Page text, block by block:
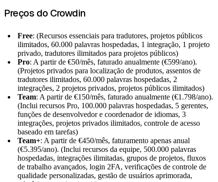
Preços do Crowdin
Free: (Recursos essenciais para tradutores, projetos públicos
ilimitados, 60.000 palavras hospedadas, 1 integração, 1 projeto
privado, tradutores ilimitados para projetos públicos)
Pro: A partir de €50/mês, faturado anualmente (€599/ano).
(Projetos privados para localização de produtos, assentos de
tradutores ilimitados, 60.000 palavras hospedadas, 2
integrações, 2 projetos privados, projetos públicos ilimitados)
Team: A partir de €150/mês, faturado anualmente (€1.798/ano).
(Inclui recursos Pro, 100.000 palavras hospedadas, 5 gerentes,
funções de desenvolvedor e coordenador de idiomas, 3
integrações, projetos privados ilimitados, controle de acesso
baseado em tarefas)
Team+: A partir de €450/mês, faturamento apenas anual
(€5.395/ano). (Inclui recursos da equipe, 500.000 palavras
hospedadas, integrações ilimitadas, grupos de projetos, fluxos
de trabalho avançados, login 2FA, verificações de controle de
qualidade personalizadas, gestão de usuários aprimorada,